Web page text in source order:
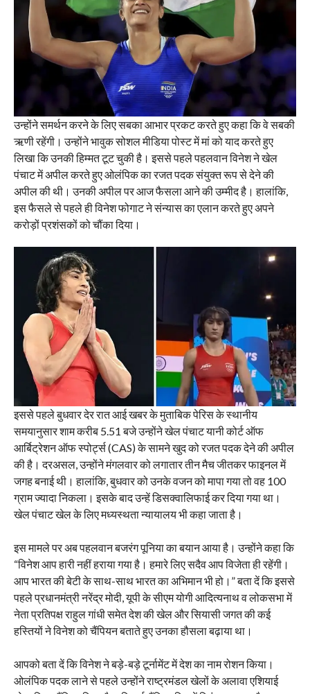
उन्होंने समर्थन करने के लिए सबका आभार प्रकट करते हुए कहा कि वे सबकी
ऋणी रहेंगी। उन्होंने भावुक सोशल मीडिया पोस्ट में मां को याद करते हुए
लिखा कि उनकी हिम्मत टूट चुकी है। इससे पहले पहलवान विनेश ने खेल
पंचाट में अपील करते हुए ओलंपिक का रजत पदक संयुक्त रूप से देने की
अपील की थी। उनकी अपील पर आज फैसला आने की उम्मीद है। हालांकि,
इस फैसले से पहले ही विनेश फोगाट ने संन्यास का एलान करते हुए अपने
करोड़ों प्रशंसकों को चौंका दिया।
इससे पहले बुधवार देर रात आई खबर के मुताबिक पेरिस के स्थानीय
समयानुसार शाम करीब 5.51 बजे उन्होंने खेल पंचाट यानी कोर्ट ऑफ
आर्बिट्रेशन ऑफ स्पोर्ट्स (CAS) के सामने खुद को रजत पदक देने की अपील
की है। दरअसल, उन्होंने मंगलवार को लगातार तीन मैच जीतकर फाइनल में
जगह बनाई थी। हालांकि, बुधवार को उनके वजन को मापा गया तो वह 100
ग्राम ज्यादा निकला। इसके बाद उन्हें डिसक्वालिफाई कर दिया गया था।
खेल पंचाट खेल के लिए मध्यस्थता न्यायालय भी कहा जाता है।
इस मामले पर अब पहलवान बजरंग पूनिया का बयान आया है। उन्होंने कहा कि
“विनेश आप हारी नहीं हराया गया है। हमारे लिए सदैव आप विजेता ही रहेंगी।
आप भारत की बेटी के साथ-साथ भारत का अभिमान भी हो।” बता दें कि इससे
पहले प्रधानमंत्री नरेंद्र मोदी, यूपी के सीएम योगी आदित्यनाथ व लोकसभा में
नेता प्रतिपक्ष राहुल गांधी समेत देश की खेल और सियासी जगत की कई
हस्तियों ने विनेश को चैंपियन बताते हुए उनका हौसला बढ़ाया था।
आपको बता दें कि विनेश ने बड़े-बड़े टूर्नामेंट में देश का नाम रोशन किया।
ओलंपिक पदक लाने से पहले उन्होंने राष्ट्रमंडल खेलों के अलावा एशियाई